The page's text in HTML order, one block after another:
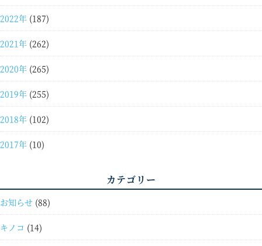
2022年 (187)
2021年 (262)
2020年 (265)
2019年 (255)
2018年 (102)
2017年 (10)
カテゴリー
お知らせ (88)
キノコ (14)